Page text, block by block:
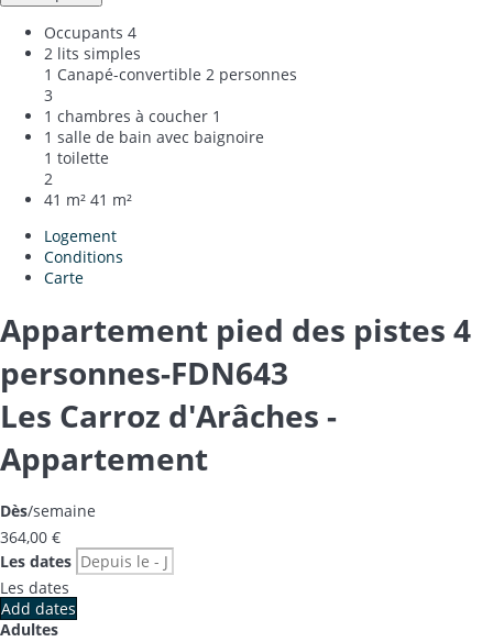
Occupants 4
2 lits simples
1 Canapé-convertible 2 personnes
3
1 chambres à coucher 1
1 salle de bain avec baignoire
1 toilette
2
41 m² 41 m²
Logement
Conditions
Carte
Appartement pied des pistes 4
personnes-FDN643
Les Carroz d'Arâches -
Appartement
Dès/semaine
364,00 €
Les dates
Les dates
Add dates
Adultes